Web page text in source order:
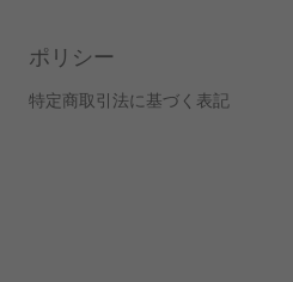
特定商取引法に基づく表記
ポリシー